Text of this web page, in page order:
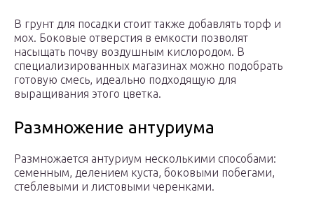
В грунт для посадки стоит также добавлять торф и
мох. Боковые отверстия в емкости позволят
насыщать почву воздушным кислородом. В
специализированных магазинах можно подобрать
готовую смесь, идеально подходящую для
выращивания этого цветка.
Размножение антуриума
Размножается антуриум несколькими способами:
семенным, делением куста, боковыми побегами,
стеблевыми и листовыми черенками.